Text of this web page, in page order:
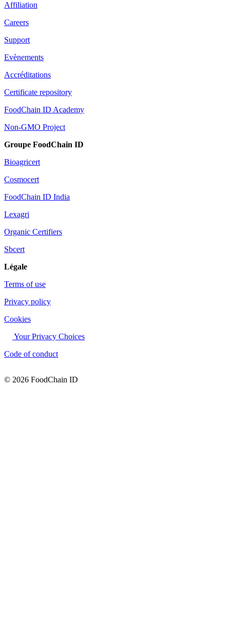
Affiliation
Careers
Support
Evènements
Accréditations
Certificate repository
FoodChain ID Academy
Non-GMO Project
Groupe FoodChain ID
Bioagricert
Cosmocert
FoodChain ID India
Lexagri
Organic Certifiers
Sbcert
Légale
Terms of use
Privacy policy
Cookies
Your Privacy Choices
Code of conduct
© 2026 FoodChain ID